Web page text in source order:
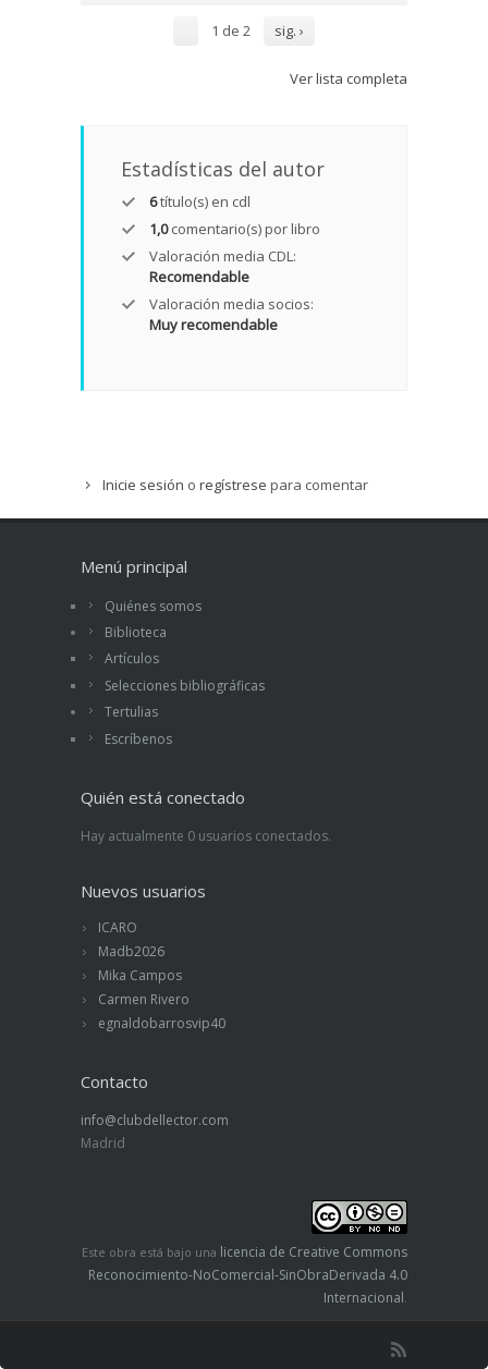
1 de 2 sig. ›
Ver lista completa
Estadísticas del autor
6título(s) en cdl
1,0comentario(s) por libro
Valoración media CDL:
Recomendable
Valoración media socios:
Muy recomendable
Inicie sesión o regístrese para comentar
Menú principal
Quiénes somos
Biblioteca
Artículos
Selecciones bibliográficas
Tertulias
Escríbenos
Quién está conectado
Hay actualmente 0 usuarios conectados.
Nuevos usuarios
ICARO
Madb2026
Mika Campos
Carmen Rivero
egnaldobarrosvip40
Contacto
info@clubdellector.com
Madrid
Este obra está bajo una licencia de Creative Commons
Reconocimiento-NoComercial-SinObraDerivada 4.0
Internacional